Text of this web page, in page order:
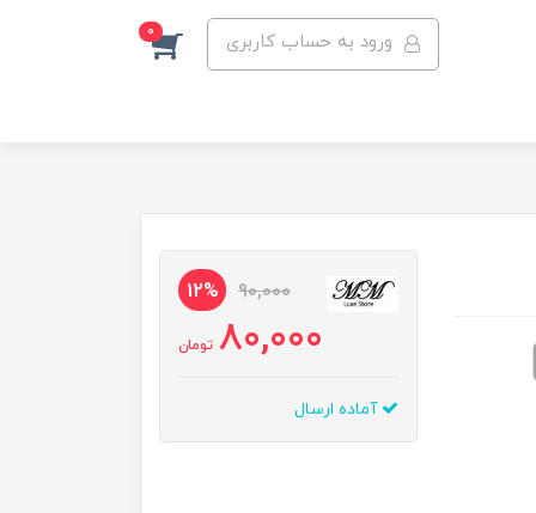
ورود به حساب کاربری 0
90,000
12%
80,000 تومان
آماده ارسال